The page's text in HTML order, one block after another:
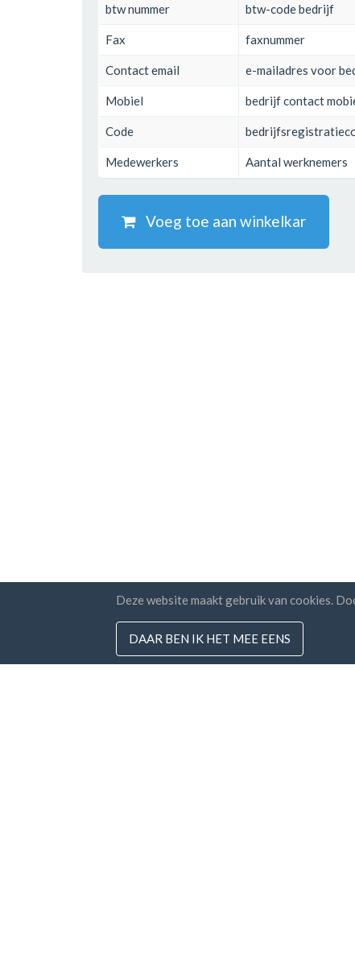
btw nummer btw-code bedrijf
Fax faxnummer
Contact email e-mailadres voor
Mobiel bedrijf contact
Code
Medewerkers Aantal werknemers
Voeg toe aan winkelkar
Deze website maakt gebruik van cookies.
DAAR BEN IK HET MEE EENS